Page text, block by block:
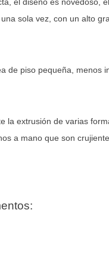
sola vez, con un alto
de piso pequeña, menos
la extrusión de varias
a mano que son